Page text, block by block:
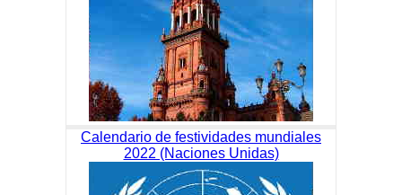
Calendario de festividades mundiales
2022 (Naciones Unidas)